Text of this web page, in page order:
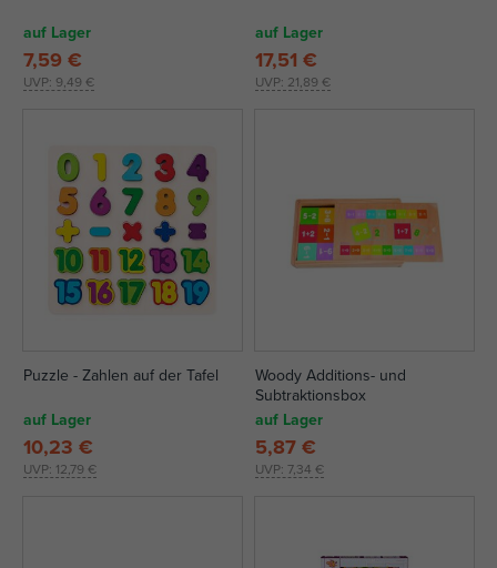
auf Lager
UVP: 9,49 €
7,59 €
auf Lager
UVP: 21,89 €
17,51 €
Puzzle - Zahlen auf der Tafel
auf Lager
UVP: 12,79 €
10,23 €
Woody Additions- und
Subtraktionsbox
auf Lager
UVP: 7,34 €
5,87 €